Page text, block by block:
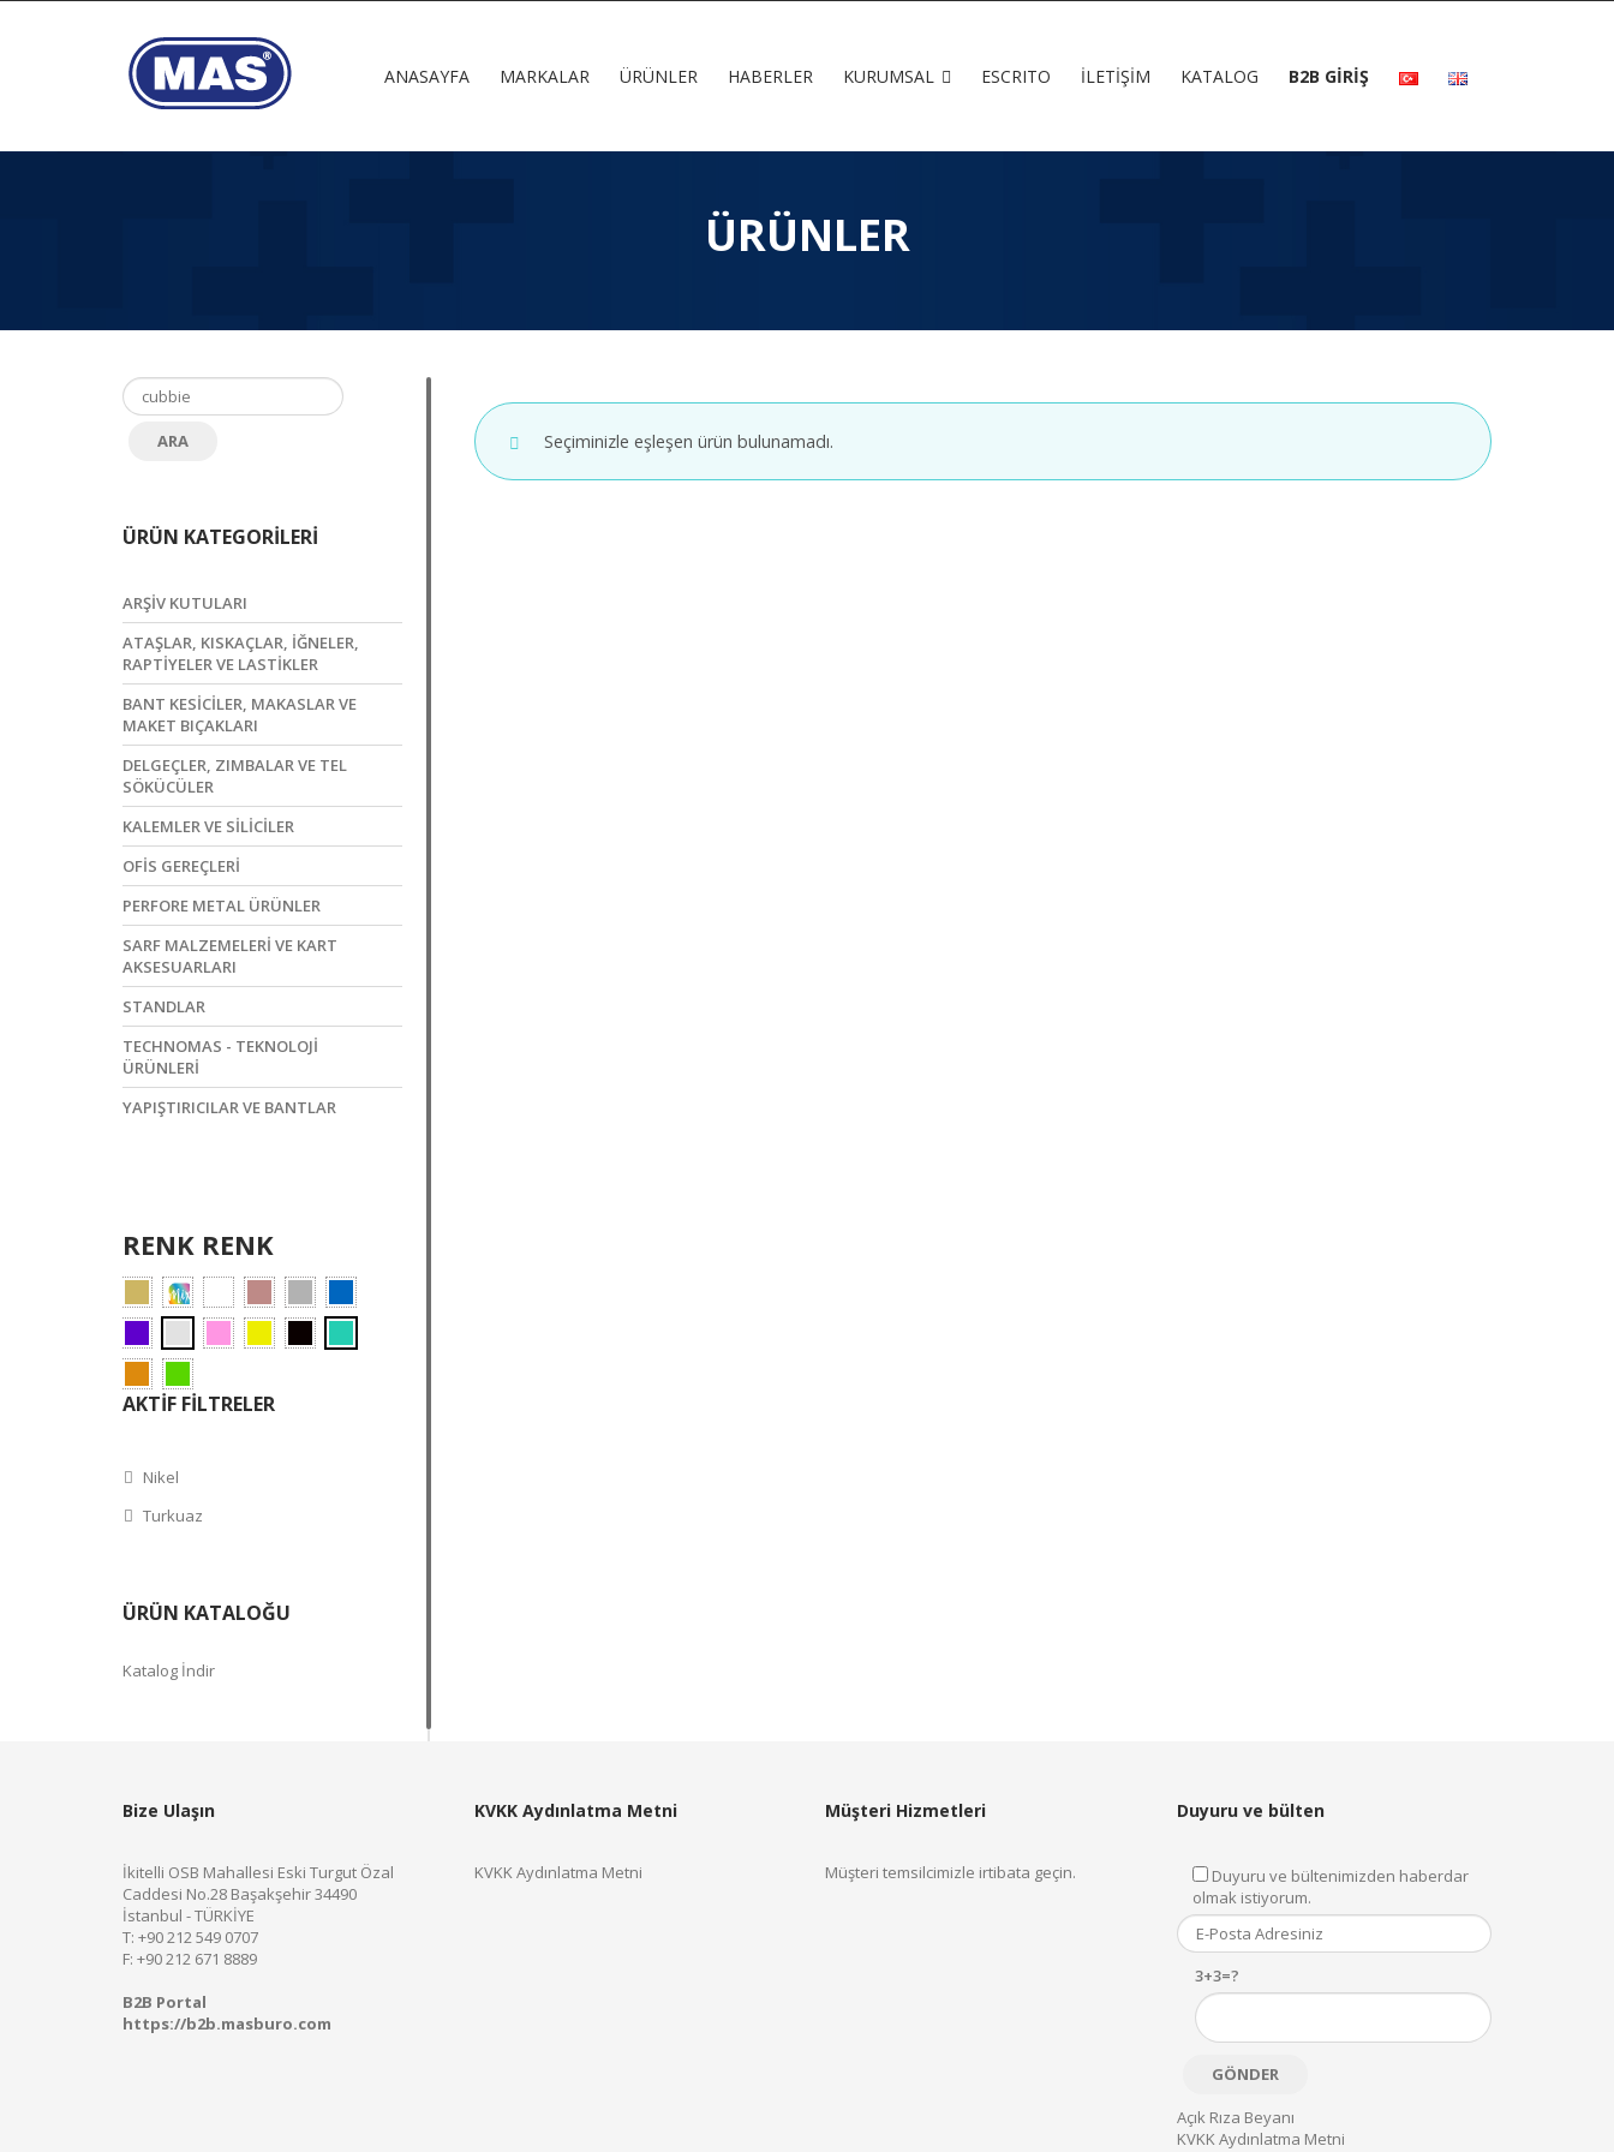
ANASAYFA MARKALAR ÜRÜNLER HABERLER KURUMSAL ESCRITO İLETIŞIM KATALOG B2B GİRİŞ
ÜRÜNLER
Seçiminizle eşleşen ürün bulunamadı.
ÜRÜN KATEGORILERI
ARŞIV KUTULARI
ATAŞLAR, KISKAÇLAR, İĞNELER,
RAPTIYELER VE LASTIKLER
BANT KESICILER, MAKASLAR VE
MAKET BIÇAKLARI
DELGEÇLER, ZIMBALAR VE TEL
SÖKÜCÜLER
KALEMLER VE SILICILER
OFIS GEREÇLERI
PERFORE METAL ÜRÜNLER
SARF MALZEMELERI VE KART
AKSESUARLARI
STANDLAR
TECHNOMAS - TEKNOLOJI
ÜRÜNLERI
YAPIŞTIRICILAR VE BANTLAR
RENK RENK
AKTIF FILTRELER
Nikel
Turkuaz
ÜRÜN KATALOĞU
Katalog İndir
Bize Ulaşın
İkitelli OSB Mahallesi Eski Turgut Özal
Caddesi No.28 Başakşehir 34490
İstanbul - TÜRKİYE
T: +90 212 549 0707
F: +90 212 671 8889
B2B Portal
https://b2b.masburo.com
KVKK Aydınlatma Metni
KVKK Aydınlatma Metni
Müşteri Hizmetleri
Müşteri temsilcimizle irtibata geçin.
Duyuru ve bülten
Duyuru ve bültenimizden haberdar
olmak istiyorum.
3+3=?
Açık Rıza Beyanı
KVKK Aydınlatma Metni